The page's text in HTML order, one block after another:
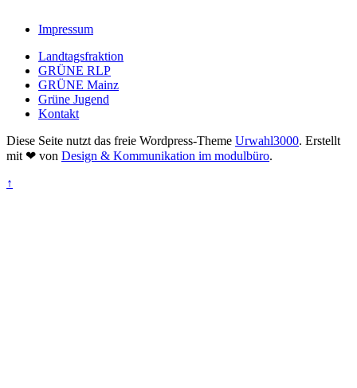
Impressum
Landtagsfraktion
GRÜNE RLP
GRÜNE Mainz
Grüne Jugend
Kontakt
Diese Seite nutzt das freie Wordpress-Theme Urwahl3000. Erstellt
mit ❤ von Design & Kommunikation im modulbüro.
↑